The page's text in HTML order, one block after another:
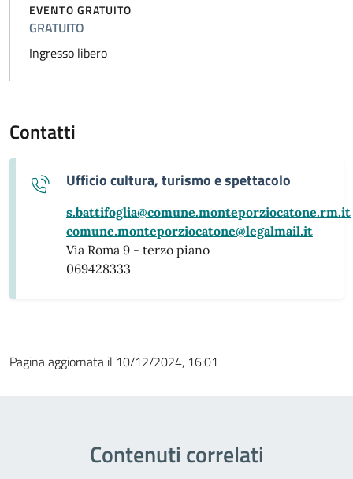
EVENTO GRATUITO
GRATUITO
Ingresso libero
Contatti
Ufficio cultura, turismo e spettacolo
s.battifoglia@comune.monteporziocatone.rm.it
comune.monteporziocatone@legalmail.it
Via Roma 9 - terzo piano
069428333
Pagina aggiornata il 10/12/2024, 16:01
Contenuti correlati